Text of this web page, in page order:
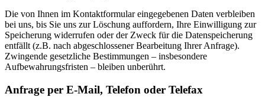
Die von Ihnen im Kontaktformular eingegebenen Daten verbleiben
bei uns, bis Sie uns zur Löschung auffordern, Ihre Einwilligung zur
Speicherung widerrufen oder der Zweck für die Datenspeicherung
entfällt (z.B. nach abgeschlossener Bearbeitung Ihrer Anfrage).
Zwingende gesetzliche Bestimmungen – insbesondere
Aufbewahrungsfristen – bleiben unberührt.
Anfrage per E-Mail, Telefon oder Telefax